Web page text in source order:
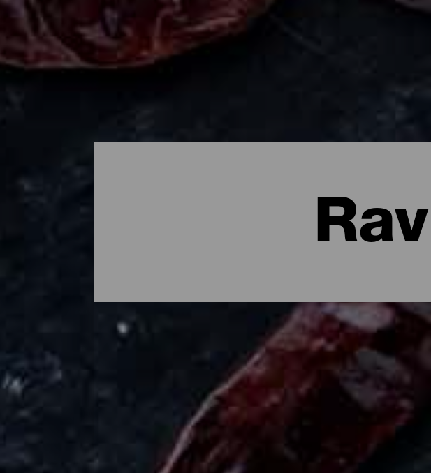
Missä syödä La Palmalla: ravintolat ja
Mojo palmero, chicharrones, grillattua juustoa ja mojoa, tuoretta
syntyy suoraan pellolta pöytään tuoreena tuotavista paikallisista
keittiöissä. Kaikkialla saarella voit nauttia monenlaisista